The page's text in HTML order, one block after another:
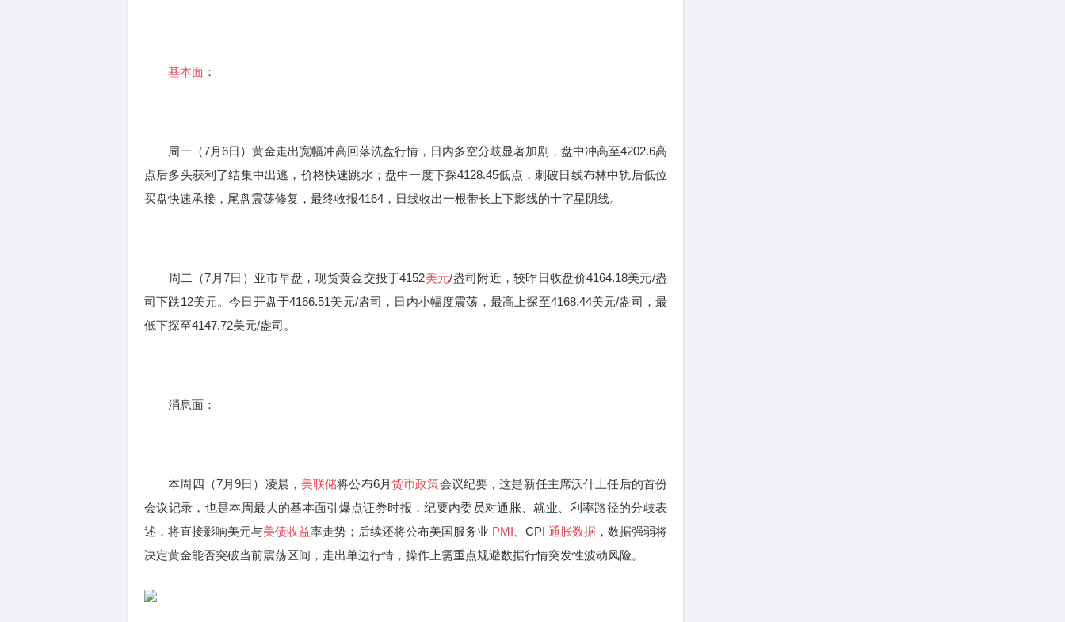
基本面 ：
周一（7月6日）黄金走出宽幅冲高回落洗盘行情，日内多空分歧显著加剧，盘中冲高至4202.6高
点后多头获利了结集中出逃，价格快速跳水；盘中一度下探4128.45低点，刺破日线布林中轨后低位
买盘快速承接，尾盘震荡修复，最终收报4164，日线收出一根带长上下影线的十字星阴线。
周二（7月7日）亚市早盘，现货黄金交投于4152美元/盎司附近，较昨日收盘价4164.18美元/盎
司下跌12美元。今日开盘于4166.51美元/盎司，日内小幅度震荡，最高上探至4168.44美元/盎司，最
低下探至4147.72美元/盎司。
消息面：
本周四（7月9日）凌晨， 美联储将公布6月货币政策会议纪要，这是新任主席沃什上任后的首份
会议记录，也是本周最大的基本面引爆点证券时报，纪要内委员对通胀、就业、利率路径的分歧表
述，将直接影响美元与美债收益率走势；后续还将公布美国服务业 PMI 、CPI 通胀数据 ，数据强弱将
决定黄金能否突破当前震荡区间，走出单边行情，操作上需重点规避数据行情突发性波动风险。